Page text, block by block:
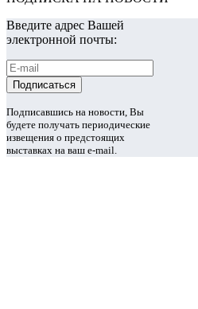
Введите адрес Вашей
электронной почты:
Подписавшись на новости, Вы
будете получать периодические
извещения о предстоящих
выставках на ваш e-mail.